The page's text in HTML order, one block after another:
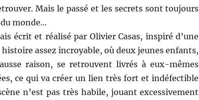
Mais le passé et les secrets sont toujours
monde…
écrit et réalisé par Olivier Casas, inspiré d’une
assez incroyable, où deux jeunes enfants,
raison, se retrouvent livrés à eux-mêmes
ce qui va créer un lien très fort et indéfectible
n’est pas très habile, jouant excessivement